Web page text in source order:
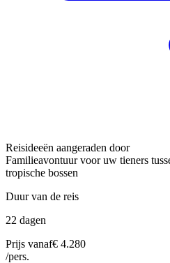
Reisideeën aangeraden door
Familieavontuur voor uw tieners
tropische bossen
Duur van de reis
22 dagen
Prijs vanaf€ 4.280
/pers.